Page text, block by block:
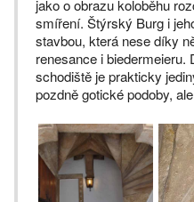
jako o obrazu koloběhu
smíření. Štýrský Burg i
stavbou, která nese díky
renesance i biedermeieru.
schodiště je prakticky
pozdně gotické podoby,